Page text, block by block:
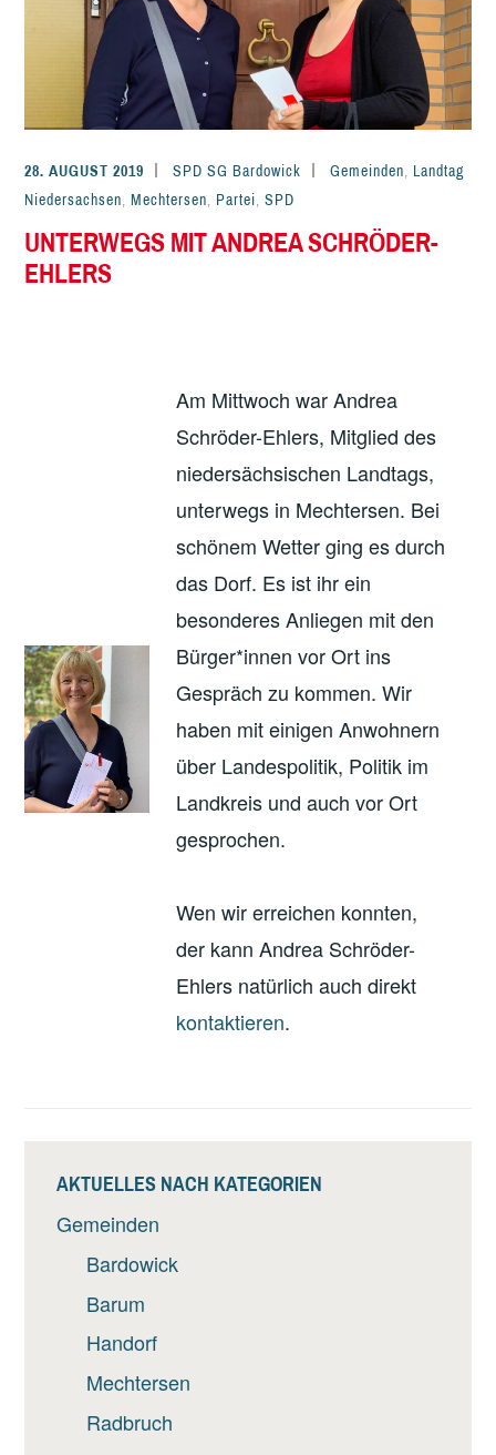
28. AUGUST 2019 SPD SG Bardowick Gemeinden, Landtag
Niedersachsen,Mechtersen, Partei,SPD
UNTERWEGS MIT ANDREA SCHRÖDER-
EHLERS
Am Mittwoch war Andrea
Schröder-Ehlers, Mitglied des
niedersächsischen Landtags,
unterwegs in Mechtersen. Bei
schönem Wetter ging es durch
das Dorf. Es ist ihr ein
besonderes Anliegen mit den
Bürger*innen vor Ort ins
Gespräch zu kommen. Wir
haben mit einigen Anwohnern
über Landespolitik, Politik im
Landkreis und auch vor Ort
gesprochen.
Wen wir erreichen konnten,
der kann Andrea Schröder-
Ehlers natürlich auch direkt
kontaktieren.
AKTUELLES NACH KATEGORIEN
Gemeinden
Bardowick
Barum
Handorf
Mechtersen
Radbruch